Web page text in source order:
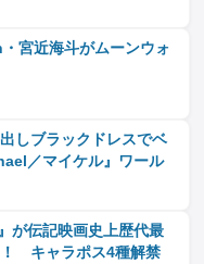
宮近海斗がムーンウォ
しブラックドレスでベ
／マイケル』ワール
が伝記映画史上歴代最
キャラポス4種解禁